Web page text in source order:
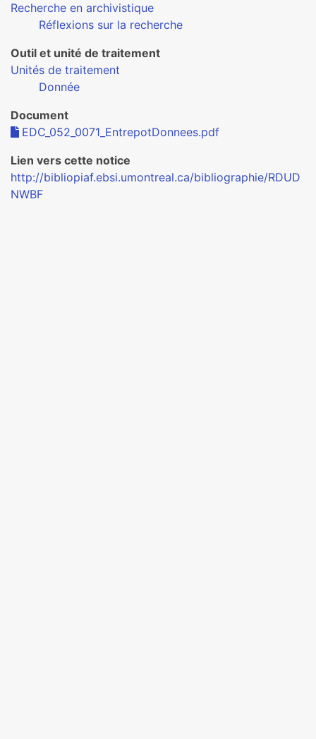
Recherche en archivistique
Réflexions sur la recherche
Outil et unité de traitement
Unités de traitement
Donnée
Document
EDC_052_0071_EntrepotDonnees.pdf
Lien vers cette notice
http://bibliopiaf.ebsi.umontreal.ca/bibliographie/RDUD
NWBF